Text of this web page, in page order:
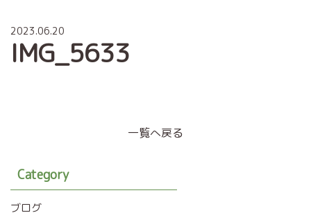
2023.06.20
IMG_5633
一覧へ戻る
Category
ブログ